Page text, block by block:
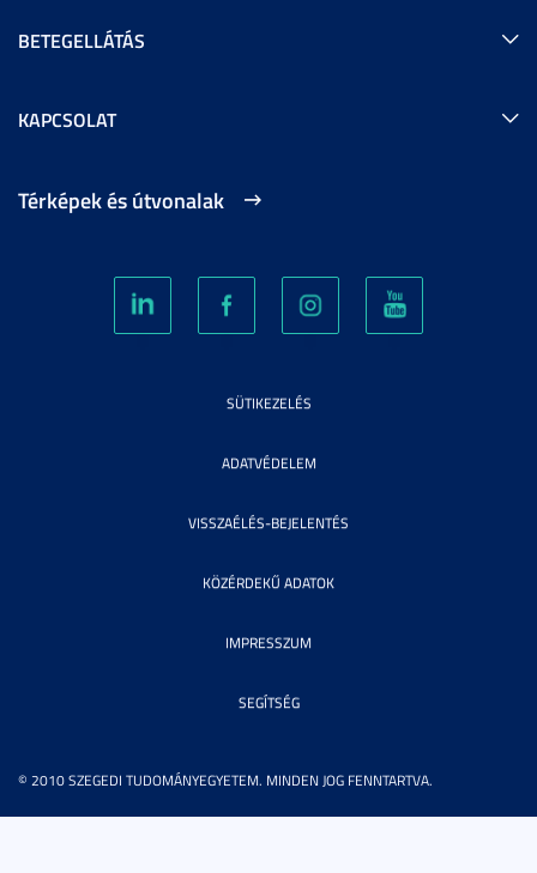
BETEGELLÁTÁS
KAPCSOLAT
Térképek és útvonalak
© 2010 SZEGEDI TUDOMÁNYEGYETEM. MINDEN JOG FENNTARTVA.
SÜTIKEZELÉS
ADATVÉDELEM
VISSZAÉLÉS-BEJELENTÉS
KÖZÉRDEKŰ ADATOK
IMPRESSZUM
SEGÍTSÉG